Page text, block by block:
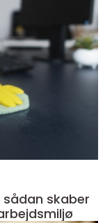
sådan skaber